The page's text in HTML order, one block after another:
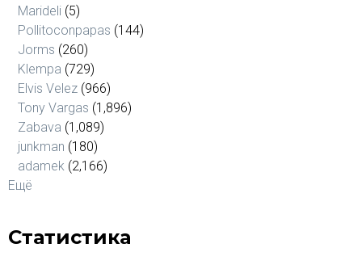
Marideli (5)
Pollitoconpapas (144)
Jorms (260)
Klempa (729)
Elvis Velez (966)
Tony Vargas (1,896)
Zabava (1,089)
junkman (180)
adamek (2,166)
Ещё
Статистика